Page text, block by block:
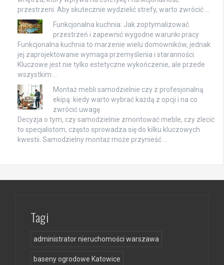
przestrzeni. Aby skutecznie wydzielić strefy, warto zwrócić …
Funkcjonalna kuchnia: Jak zoptymalizować
przestrzeń i zapewnić wygodne warunki pracy
Funkcjonalna kuchnia to marzenie wielu domowników, jednak
jej zaprojektowanie wymaga przemyślenia i staranności.
Kluczowe jest nie tylko estetyczne wykończenie, ale przede
wszystkim …
Montaż mebli samodzielnie czy z profesjonalną
ekipą: kiedy warto wybrać każdą z opcji i na co
zwrócić uwagę
Decyzja o tym, czy samodzielnie zmontować meble, czy zlecić
to specjalistom, często sprowadza się do kilku kluczowych
kwestii. Samodzielny montaż może przynieść …
Tagi
administrator nieruchomości warszawa
baseny ogrodowe Katowice